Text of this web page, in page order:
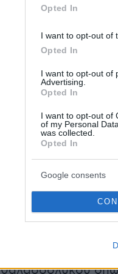
Opted In
I want to opt-out of
Opted In
I want to opt-out of
Advertising.
Opted In
I want to opt-out of
of my Personal
was collected.
Opted In
Google consents
Η 33χρονη ηθοποιός
δελτίο ειδήσεων της ΕΡΤ1
σύμφωνα με όσα
μέθυσε, ασέλγησε πάνω
σάπιο ή, για να
θαλασσόλυκου